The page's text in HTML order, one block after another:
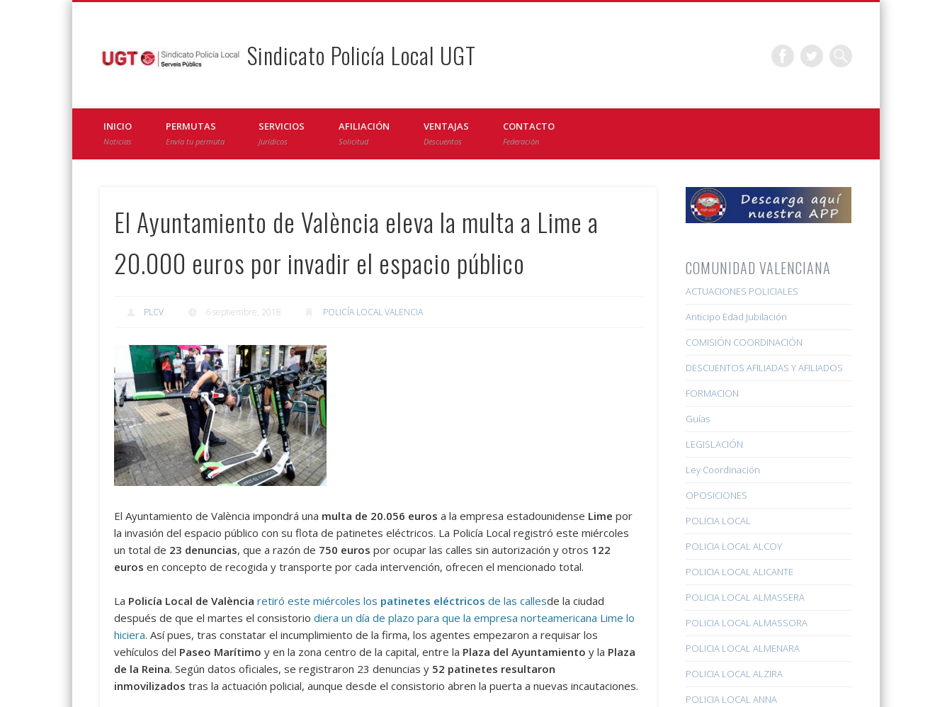
Sindicato Policía Local UGT
FacebookTwitter
INICIO
Noticias
PERMUTAS
Envía tu permuta
SERVICIOS
Jurídicos
AFILIACIÓN
Solicitud
VENTAJAS
Descuentos
CONTACTO
Federación
El Ayuntamiento de València eleva la multa a Lime a
20.000 euros por invadir el espacio público
PLCV 6 septiembre, 2018 POLICÍA LOCAL VALENCIA
El Ayuntamiento de València impondrá una multa de 20.056 euros a la empresa estadounidense Lime por
la invasión del espacio público con su flota de patinetes eléctricos. La Policía Local registró este miércoles
un total de 23 denuncias, que a razón de 750 euros por ocupar las calles sin autorización y otros 122
euros en concepto de recogida y transporte por cada intervención, ofrecen el mencionado total.
La Policía Local de València retiró este miércoles los patinetes eléctricos de las callesde la ciudad
después de que el martes el consistorio diera un día de plazo para que la empresa norteamericana Lime lo
hiciera. Así pues, tras constatar el incumplimiento de la firma, los agentes empezaron a requisar los
vehículos del Paseo Marítimo y en la zona centro de la capital, entre la Plaza del Ayuntamiento y la Plaza
de la Reina. Según datos oficiales, se registraron 23 denuncias y 52 patinetes resultaron
inmovilizados tras la actuación policial, aunque desde el consistorio abren la puerta a nuevas incautaciones.
COMUNIDAD VALENCIANA
ACTUACIONES POLICIALES
Anticipo Edad Jubilación
COMISIÓN COORDINACIÓN
DESCUENTOS AFILIADAS Y AFILIADOS
FORMACION
Guías
LEGISLACIÓN
Ley Coordinación
OPOSICIONES
POLICIA LOCAL
POLICIA LOCAL ALCOY
POLICIA LOCAL ALICANTE
POLICIA LOCAL ALMASSERA
POLICIA LOCAL ALMASSORA
POLICIA LOCAL ALMENARA
POLICIA LOCAL ALZIRA
POLICIA LOCAL ANNA